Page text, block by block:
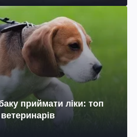
приймати ліки: топ